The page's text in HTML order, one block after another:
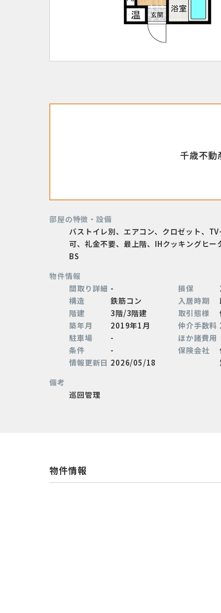
千歳不
部屋の特徴・設備
バストイレ別、エアコン、クロゼット、
可、礼金不要、最上階、IHクッキングヒ
BS
物件情報
間取り詳細 -
構造
鉄筋コン
階建
3階/3階建
築年月
2019年1月
駐車場
-
条件
-
情報更新日 2026/05/18
損保
入居時期
取引態様
仲介手数料
ほか諸費用
保険会社
備考
巡回管理
物件情報